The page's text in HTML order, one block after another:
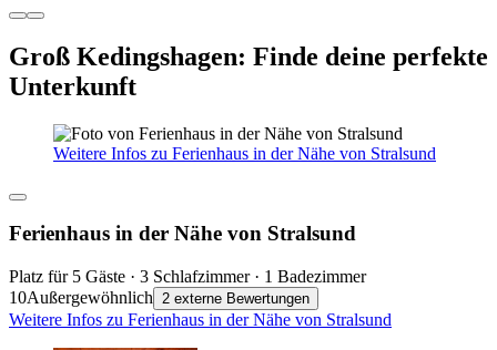
Groß Kedingshagen: Finde deine perfekte
Unterkunft
Weitere Infos zu Ferienhaus in der Nähe von Stralsund
Ferienhaus in der Nähe von Stralsund
Platz für 5 Gäste · 3 Schlafzimmer · 1 Badezimmer
10Außergewöhnlich 2 externe Bewertungen
Weitere Infos zu Ferienhaus in der Nähe von Stralsund